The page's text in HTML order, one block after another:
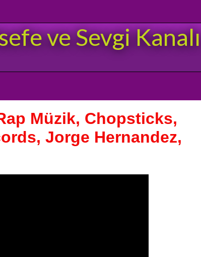
ve Sevgi Kanalı
Müzik, Chopsticks,
Jorge Hernandez,